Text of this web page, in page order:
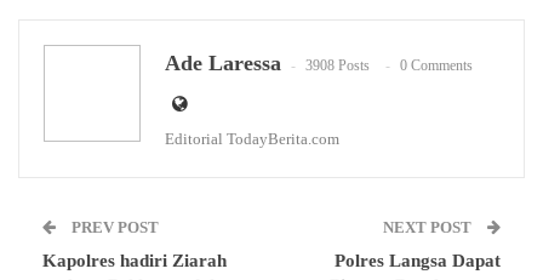
Ade Laressa 3908 Posts 0 Comments
Editorial TodayBerita.com
PREV POST
Kapolres hadiri Ziarah
NEXT POST
Polres Langsa Dapat